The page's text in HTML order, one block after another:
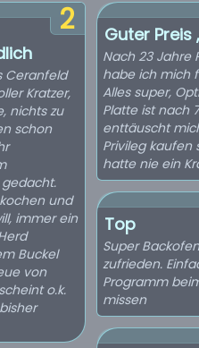
2
Ceranfeld
Kratzer,
nichts zu
schon
und
immer ein
Buckel
von
o.k.
Guter
Nach 23 Jahre
habe ich mich
Alles super,
Platte ist nach
enttäuscht
Privileg kaufen
hatte nie ein
Top
Super
zufrieden.
Programm
missen